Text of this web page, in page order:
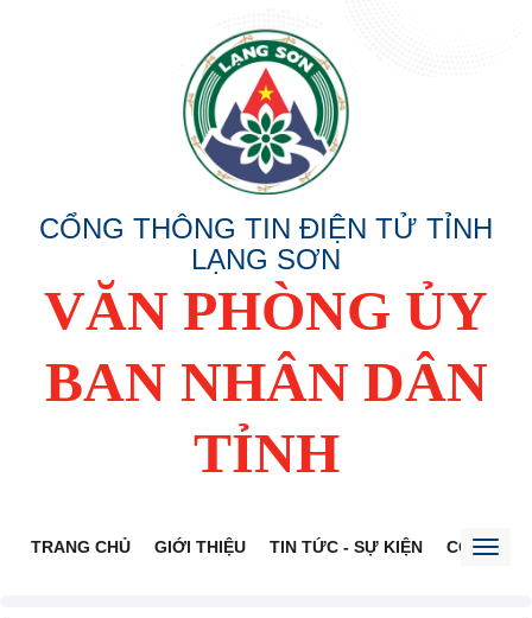
CỔNG THÔNG TIN ĐIỆN TỬ TỈNH
LẠNG SƠN
VĂN PHÒNG ỦY
BAN NHÂN DÂN
TỈNH
TRANG CHỦ GIỚI THIỆU TIN TỨC - SỰ KIỆN CỔNG